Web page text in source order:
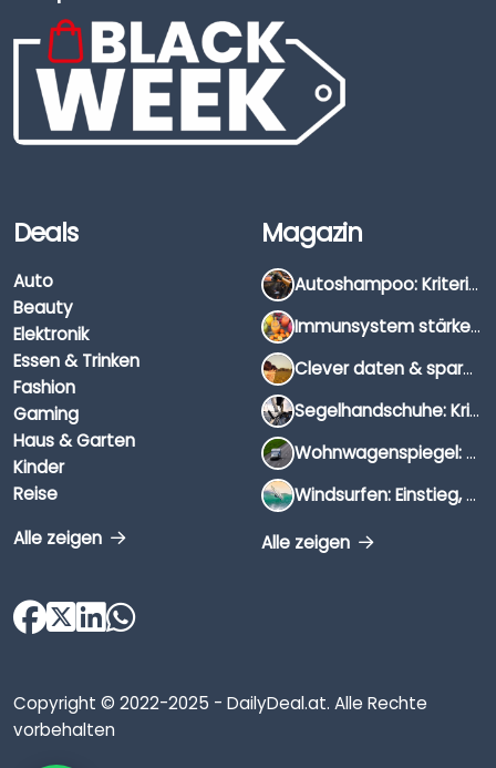
Deals
Auto
Beauty
Elektronik
Essen & Trinken
Fashion
Gaming
Haus & Garten
Kinder
Reise
Alle zeigen
Magazin
Autoshampoo: Kriterien, Unterschiede & Anwendung
Immunsystem stärken: Hausmittel, Vitamine & Wissenswertes
Clever daten & sparen: So findest du die besten Deals für Dates und Unternehmungen
Segelhandschuhe: Kriterien, Materialien & Tipps
Wohnwagenspiegel: Auswahl, Preise & Montage
Windsurfen: Einstieg, Ausrüstung & Tipps
Alle zeigen
Copyright © 2022-2025 - DailyDeal.at. Alle Rechte
vorbehalten